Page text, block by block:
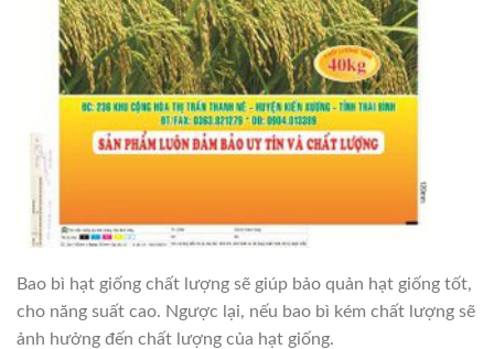
Bao bì hạt giống chất lượng sẽ giúp bảo quản hạt giống tốt,
cho năng suất cao. Ngược lại, nếu bao bì kém chất lượng sẽ
ảnh hưởng đến chất lượng của hạt giống.